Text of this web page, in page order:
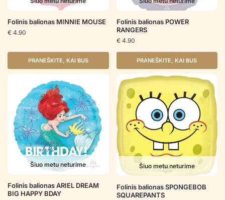
Folinis balionas MINNIE MOUSE
€ 4.90
PRANEŠKITE, KAI BUS
Folinis balionas POWER
RANGERS
€ 4.90
PRANEŠKITE, KAI BUS
Šiuo metu neturime
Folinis balionas ARIEL DREAM
BIG HAPPY BDAY
Šiuo metu neturime
Folinis balionas SPONGEBOB
SQUAREPANTS